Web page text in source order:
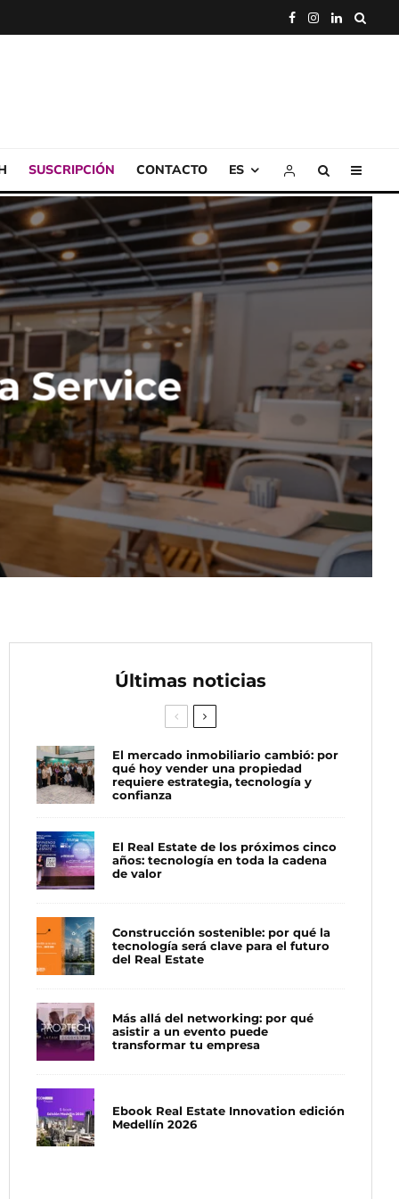
SUSCRIPCIÓN CONTACTO ES
Service
Últimas noticias
El mercado inmobiliario cambió: por
qué hoy vender una propiedad
requiere estrategia, tecnología y
confianza
El Real Estate de los próximos cinco
años: tecnología en toda la cadena
de valor
Construcción sostenible: por qué la
tecnología será clave para el futuro
del Real Estate
Más allá del networking: por qué
asistir a un evento puede
transformar tu empresa
Ebook Real Estate Innovation edición
Medellín 2026